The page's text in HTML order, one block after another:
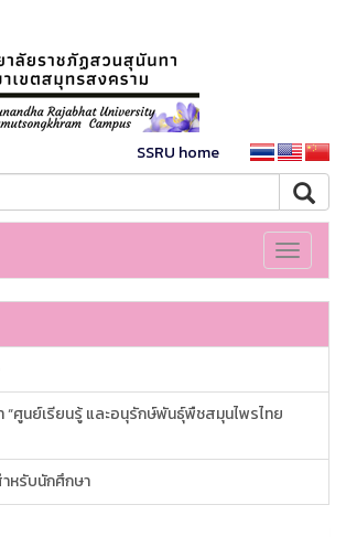
SSRU home
Toggle
ศูนย์เรียนรู้ และอนุรักษ์พันธุ์พืชสมุนไพรไทย
หรับนักศึกษา